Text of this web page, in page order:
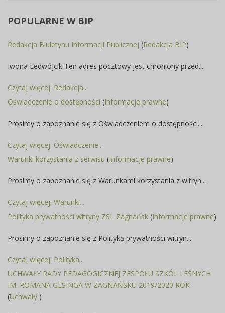
POPULARNE W BIP
Redakcja Biuletynu Informacji Publicznej (Redakcja BIP)
Iwona Ledwójcik Ten adres pocztowy jest chroniony przed...
Czytaj więcej: Redakcja...
Oświadczenie o dostępności (Informacje prawne)
Prosimy o zapoznanie się z Oświadczeniem o dostępności...
Czytaj więcej: Oświadczenie...
Warunki korzystania z serwisu (Informacje prawne)
Prosimy o zapoznanie się z Warunkami korzystania z witryn...
Czytaj więcej: Warunki...
Polityka prywatności witryny ZSL Zagnańsk (Informacje prawne)
Prosimy o zapoznanie się z Polityką prywatności witryn...
Czytaj więcej: Polityka...
UCHWAŁY RADY PEDAGOGICZNEJ ZESPOŁU SZKÓL LEŚNYCH
IM. ROMANA GESINGA W ZAGNAŃSKU 2019/2020 ROK
(Uchwały )